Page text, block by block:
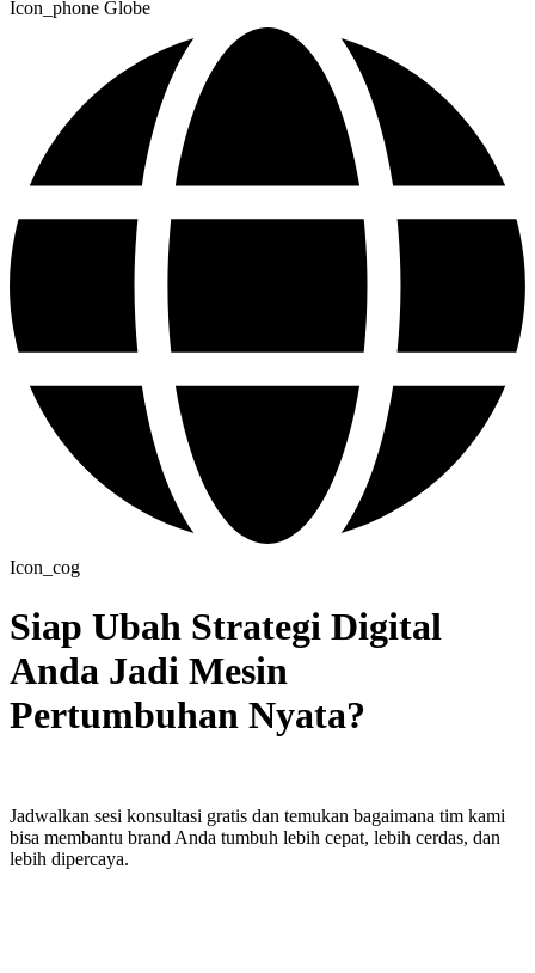
Icon_phone Globe
Icon_cog
Siap Ubah Strategi Digital
Anda Jadi Mesin
Pertumbuhan Nyata?
Jadwalkan sesi konsultasi gratis dan temukan bagaimana tim kami
bisa membantu brand Anda tumbuh lebih cepat, lebih cerdas, dan
lebih dipercaya.